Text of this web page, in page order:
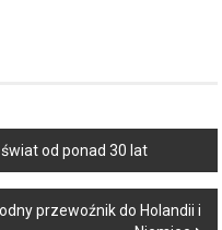
od ponad 30 lat
przewoźnik do Holandii i